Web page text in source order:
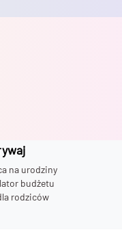
na urodziny
budżetu
rodziców